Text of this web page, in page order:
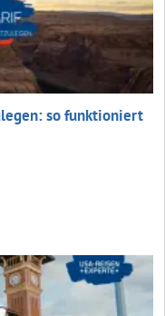
so funktioniert